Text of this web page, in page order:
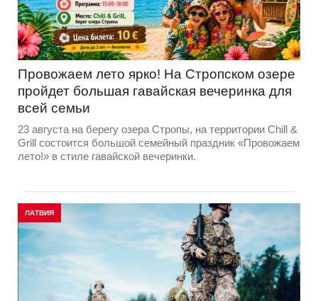
Провожаем лето ярко! На Стропском озере
пройдет большая гавайская вечеринка для
всей семьи
23 августа на берегу озера Стропы, на территории Chill &
Grill состоится большой семейный праздник «Провожаем
лето!» в стиле гавайской вечеринки.
ЛАТВИЯ